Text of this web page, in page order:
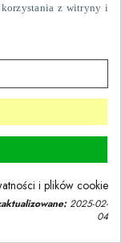
z witryny i
i plików cookie
2025-02-
04